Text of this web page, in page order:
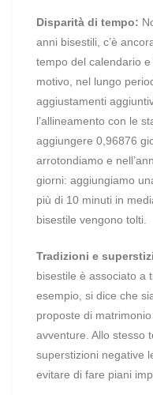
Disparità di tempo:
anni bisestili, c’è
tempo del calendario e
motivo, nel lungo
aggiustamenti
l’allineamento con le
aggiungere 0,96876
arrotondiamo e
giorni: aggiungiamo
più di 10 minuti in
bisestile vengono tolti.
Tradizioni e
bisestile è associato a
esempio, si dice che
proposte di
avventure. Allo stesso
superstizioni negative
evitare di fare piani